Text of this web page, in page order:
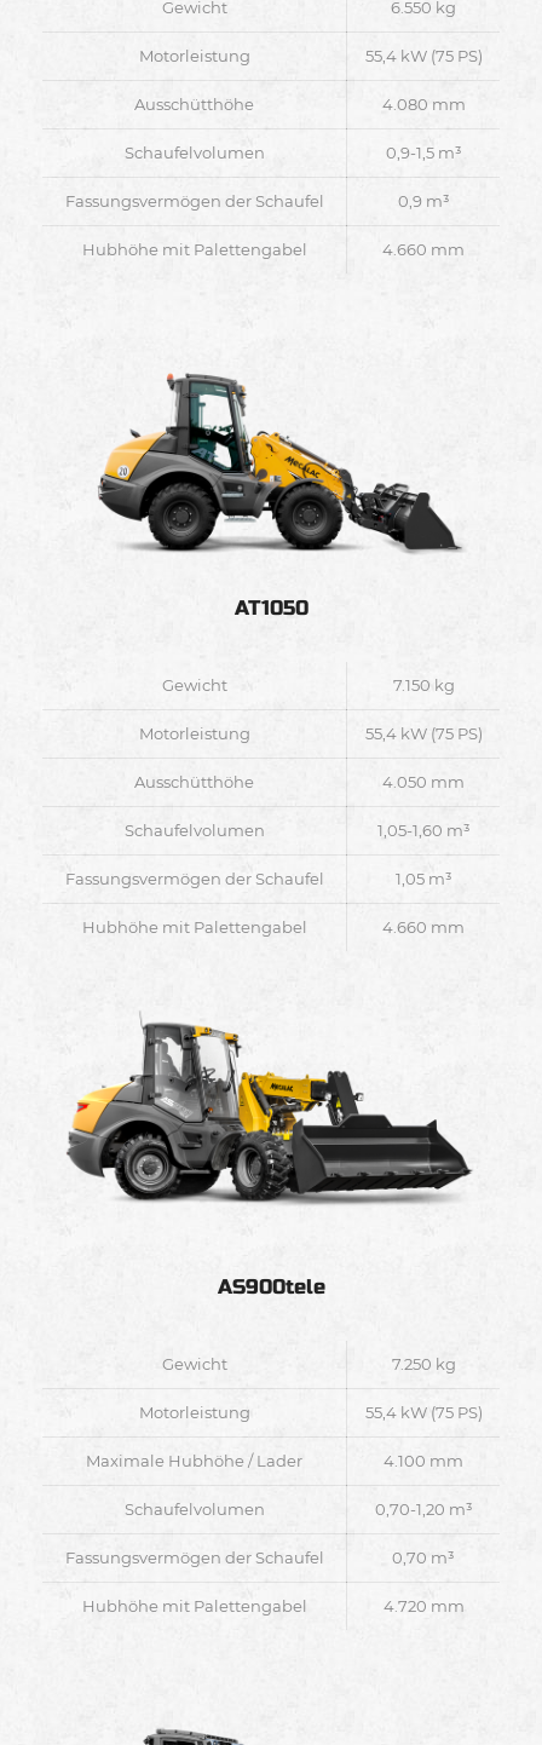
Gewicht 6.550 kg
Motorleistung 55,4 kW (75 PS)
Ausschütthöhe 4.080 mm
Schaufelvolumen 0,9-1,5 m³
Fassungsvermögen der Schaufel 0,9 m³
Hubhöhe mit Palettengabel 4.660 mm
AT1050
Gewicht 7.150 kg
Motorleistung 55,4 kW (75 PS)
Ausschütthöhe 4.050 mm
Schaufelvolumen 1,05-1,60 m³
Fassungsvermögen der Schaufel 1,05 m³
Hubhöhe mit Palettengabel 4.660 mm
AS900tele
Gewicht 7.250 kg
Motorleistung 55,4 kW (75 PS)
Maximale Hubhöhe / Lader 4.100 mm
Schaufelvolumen 0,70-1,20 m³
Fassungsvermögen der Schaufel 0,70 m³
Hubhöhe mit Palettengabel 4.720 mm